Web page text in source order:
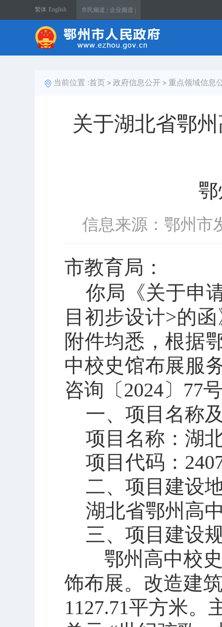
繁体 English 市民频道 | 企业频道 |
当前位置 :首页 > 政府信息公开 > 重点领域信息
关于湖北省鄂
信息来源：鄂州市
市教育局：
你局《关于申
目初步设计>的
附件均悉，根据
中校史馆布展服
咨询 〔 2024 〕 77
一、 项目名称
项目名称： 湖
项目代码：
二、 项目建设
湖北省鄂州高
三、 项目建设
鄂州高中校
饰布展。改造建
1127.71平方米。